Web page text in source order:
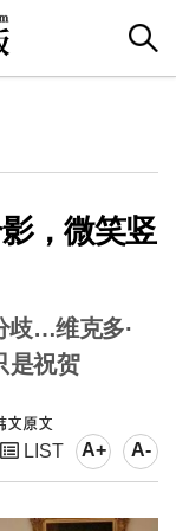
，微笑竖
歧…维克多·
是祝贺
LIST A+ A-